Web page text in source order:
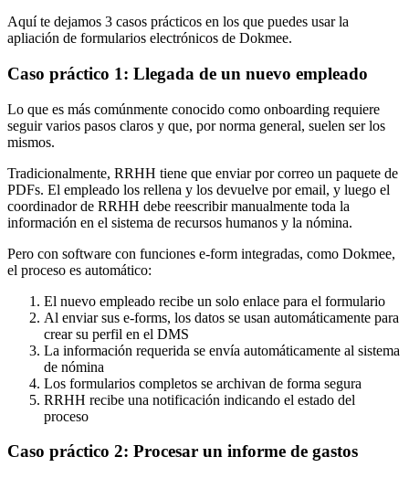
Aquí te dejamos 3 casos prácticos en los que puedes usar la
apliación de formularios electrónicos de Dokmee.
Caso práctico 1: Llegada de un nuevo empleado
Lo que es más comúnmente conocido como onboarding requiere
seguir varios pasos claros y que, por norma general, suelen ser los
mismos.
Tradicionalmente, RRHH tiene que enviar por correo un paquete de
PDFs. El empleado los rellena y los devuelve por email, y luego el
coordinador de RRHH debe reescribir manualmente toda la
información en el sistema de recursos humanos y la nómina.
Pero con software con funciones e-form integradas, como Dokmee,
el proceso es automático:
El nuevo empleado recibe un solo enlace para el formulario
Al enviar sus e-forms, los datos se usan automáticamente para
crear su perfil en el DMS
La información requerida se envía automáticamente al sistema
de nómina
Los formularios completos se archivan de forma segura
RRHH recibe una notificación indicando el estado del
proceso
Caso práctico 2: Procesar un informe de gastos